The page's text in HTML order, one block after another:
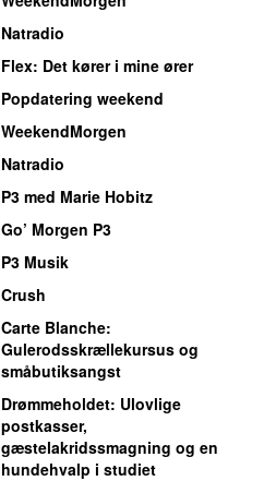
Natradio
Flex: Det kører i mine ører
Popdatering weekend
WeekendMorgen
Natradio
P3 med Marie Hobitz
Go’ Morgen P3
P3 Musik
Crush
Carte Blanche:
Gulerodsskrællekursus og
småbutiksangst
Drømmeholdet: Ulovlige
postkasser,
gæstelakridssmagning og en
hundehvalp i studiet